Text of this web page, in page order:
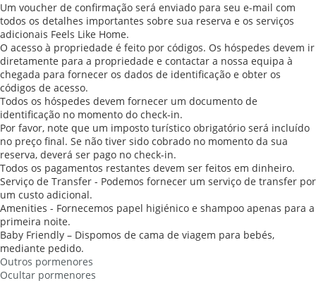
Um voucher de confirmação será enviado para seu e-mail com
todos os detalhes importantes sobre sua reserva e os serviços
adicionais Feels Like Home.
O acesso à propriedade é feito por códigos. Os hóspedes devem ir
diretamente para a propriedade e contactar a nossa equipa à
chegada para fornecer os dados de identificação e obter os
códigos de acesso.
Todos os hóspedes devem fornecer um documento de
identificação no momento do check-in.
Por favor, note que um imposto turístico obrigatório será incluído
no preço final. Se não tiver sido cobrado no momento da sua
reserva, deverá ser pago no check-in.
Todos os pagamentos restantes devem ser feitos em dinheiro.
Serviço de Transfer - Podemos fornecer um serviço de transfer por
um custo adicional.
Amenities - Fornecemos papel higiénico e shampoo apenas para a
primeira noite.
Baby Friendly – Dispomos de cama de viagem para bebés,
mediante pedido.
Outros pormenores
Ocultar pormenores